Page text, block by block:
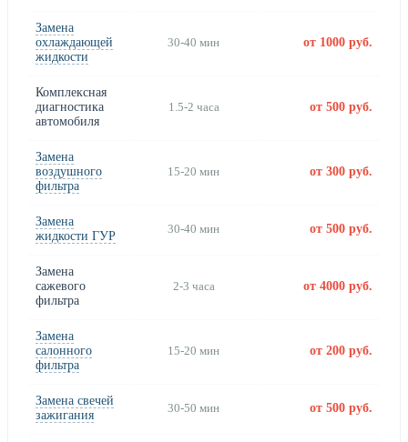
Замена
охлаждающей
жидкости
30-40 мин от 1000 руб.
Комплексная
диагностика
автомобиля
1.5-2 часа от 500 руб.
Замена
воздушного
фильтра
15-20 мин от 300 руб.
Замена
жидкости ГУР
30-40 мин от 500 руб.
Замена
сажевого
фильтра
2-3 часа от 4000 руб.
Замена
салонного
фильтра
15-20 мин от 200 руб.
Замена свечей
зажигания
30-50 мин от 500 руб.